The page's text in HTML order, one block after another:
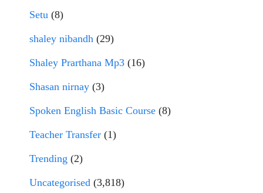
Setu (8)
shaley nibandh (29)
Shaley Prarthana Mp3 (16)
Shasan nirnay (3)
Spoken English Basic Course (8)
Teacher Transfer (1)
Trending (2)
Uncategorised (3,818)